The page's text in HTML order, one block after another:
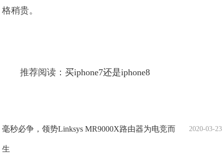
格稍贵。
推荐阅读：买iphone7还是iphone8
2020-03-23
毫秒必争，领势Linksys MR9000X路由器为电竞而
生